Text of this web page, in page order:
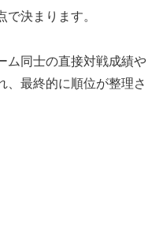
決まります。
ム同士の直接対戦成績や
、最終的に順位が整理さ